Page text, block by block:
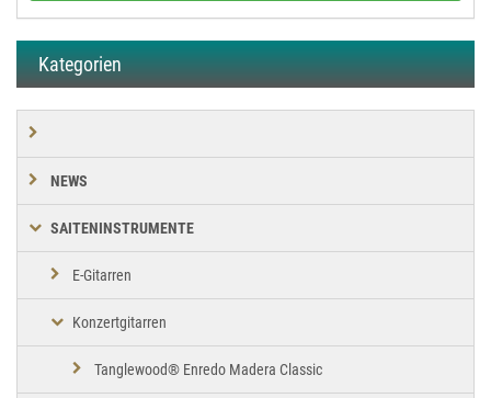
Kategorien
NEWS
SAITENINSTRUMENTE
E-Gitarren
Konzertgitarren
Tanglewood® Enredo Madera Classic